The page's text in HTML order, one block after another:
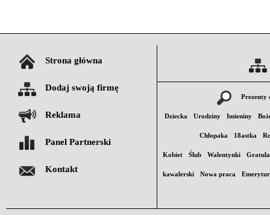
Strona główna
Dodaj swoją firmę
Reklama
Panel Partnerski
Kontakt
Prezenty
Dziecka Urodziny Imieniny
Chłopaka 18astka
Kobiet Ślub Walentynki
kawalerski Nowa praca